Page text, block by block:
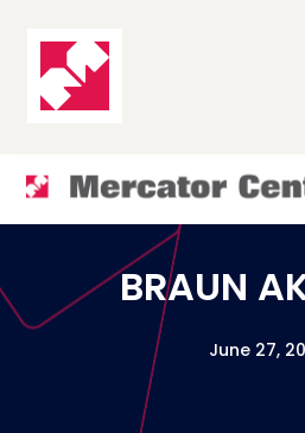
BRAUN
June 27,